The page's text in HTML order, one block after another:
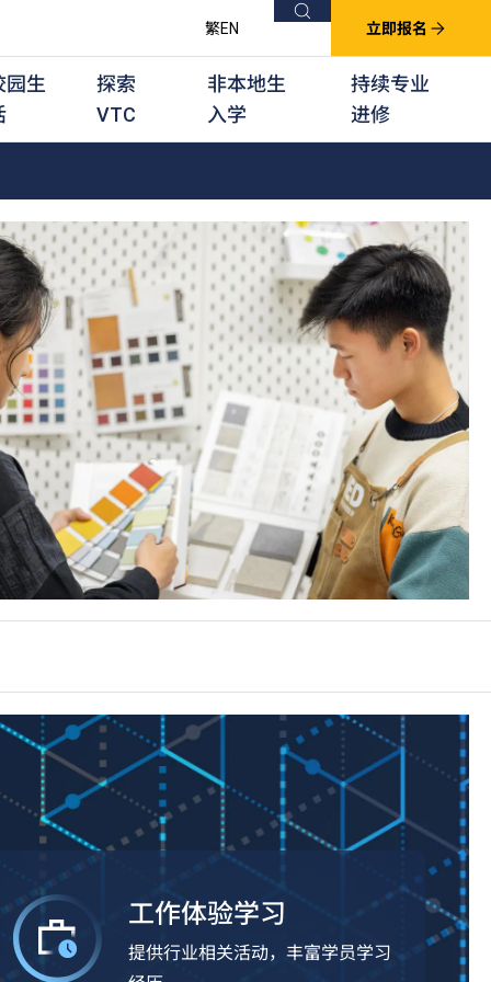
繁EN 搜索 立即报名
课程
学习课程
培训计划
专业课程
考试及认可
及其他训练计划
园生
探索
VTC
非本地生
入学
持续专业
进修
工作体验学习
提供行业相关活动，丰富学员学习